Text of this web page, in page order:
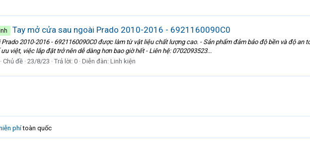
Tay mở cửa sau ngoài Prado 2010-2016 - 6921160090C0
2010-2016 - 6921160090C0 được làm từ vật liệu chất lượng cao. - Sản phẩm đảm bảo độ bền và độ an
việt, việc lắp đặt trở nên dễ dàng hơn bao giờ hết - Liên hệ: 0702093523...
Chủ đề 23/8/23 Trả lời: 0 Diễn đàn: Linh kiện
phítoàn quốc